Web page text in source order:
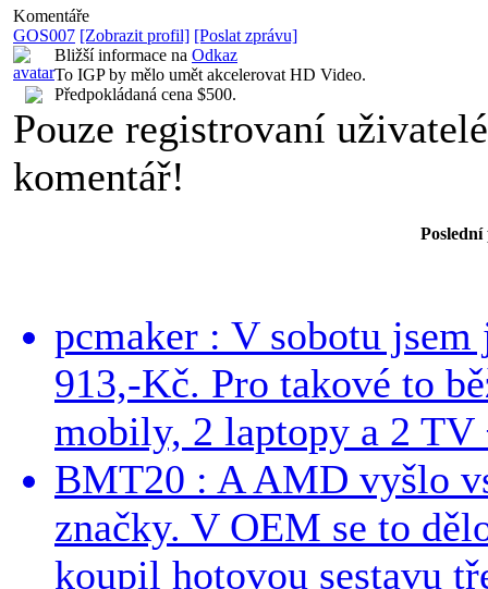
Komentáře
GOS007 [Zobrazit profil] [Poslat zprávu]
Bližší informace na Odkaz
To IGP by mělo umět akcelerovat HD Video.
Předpokládaná cena $500.
Pouze registrovaní
komentář!
pcmaker : V sobotu
913,-Kč. Pro takové to
mobily, 2 laptopy a 2 TV
BMT20 : A AMD vyšlo
značky. V OEM se to
koupil hotovou sestavu